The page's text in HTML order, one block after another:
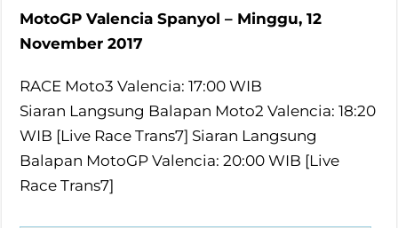
MotoGP Valencia Spanyol – Minggu, 12
November 2017
RACE Moto3 Valencia: 17:00 WIB
Siaran Langsung Balapan Moto2 Valencia: 18:20
WIB [Live Race Trans7] Siaran Langsung
Balapan MotoGP Valencia: 20:00 WIB [Live
Race Trans7]